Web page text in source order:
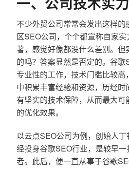
不少外贸公司常常会发出这样的
区SEO公司，个个都宣称自家
著，感觉好像都没什么差别。但
的吗？答案显然是否定的。谷
专业性的工作，技术门槛比较高
中积累丰富经验和资源，历经时
有坚实的技术保障，从而最大
的优化效果。
以云点SEO公司为例，创始人
经投身谷歌SEO行业，是较早
者。此后，便一直从事于谷歌